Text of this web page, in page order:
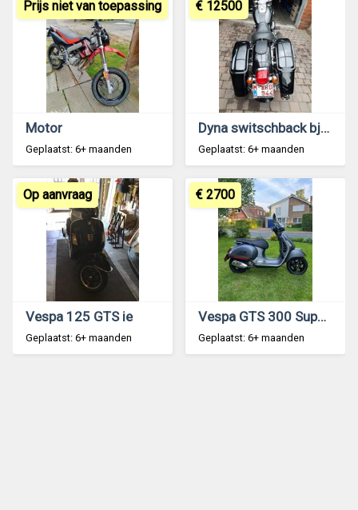
Motor
Geplaatst: 6+ maanden
Prijs niet van toepassing
Dyna switschback bj2016
Geplaatst: 6+ maanden
€ 12500
Vespa 125 GTS ie
Geplaatst: 6+ maanden
Op aanvraag
Vespa GTS 300 Super Sport HPE 2021
Geplaatst: 6+ maanden
€ 2700